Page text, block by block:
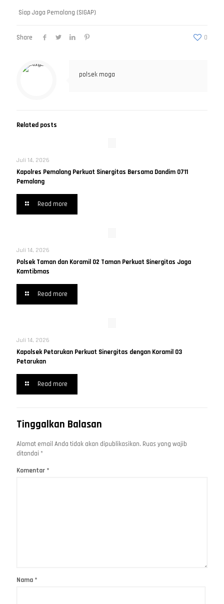
Siap Jaga Pemalang (SIGAP)
Share 0
polsek moga
Related posts
Juli 14, 2026
Kapolres Pemalang Perkuat Sinergitas Bersama Dandim 0711
Pemalang
Read more
Juli 14, 2026
Polsek Taman dan Koramil 02 Taman Perkuat Sinergitas Jaga
Kamtibmas
Read more
Juli 14, 2026
Kapolsek Petarukan Perkuat Sinergitas dengan Koramil 03
Petarukan
Read more
Tinggalkan Balasan
Alamat email Anda tidak akan dipublikasikan. Ruas yang wajib
ditandai *
Komentar *
Nama *